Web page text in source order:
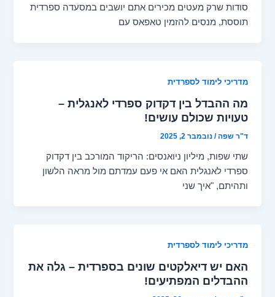
סודות שרק מעטים מכירים אתם יושבים במסעדה ספרדית
תוססת, מנסים להזמין טאפאס עם
מדריכי לימוד לספרדית
מה ההבדל בין דקדוק ספרדי לאנגלית –
טעויות שכולם עושים!
ד"ר שפה/נובמבר 2, 2025
שתי שפות, מיליון ניואנסים: הריקוד המורכב בין דקדוק
ספרדי לאנגלית האם אי פעם עמדתם מול מראה הלשון
ותהיתם, "איך שני
מדריכי לימוד לספרדית
האם יש דיאלקטים שונים בספרדית – גלה את
ההבדלים המפתיעים!